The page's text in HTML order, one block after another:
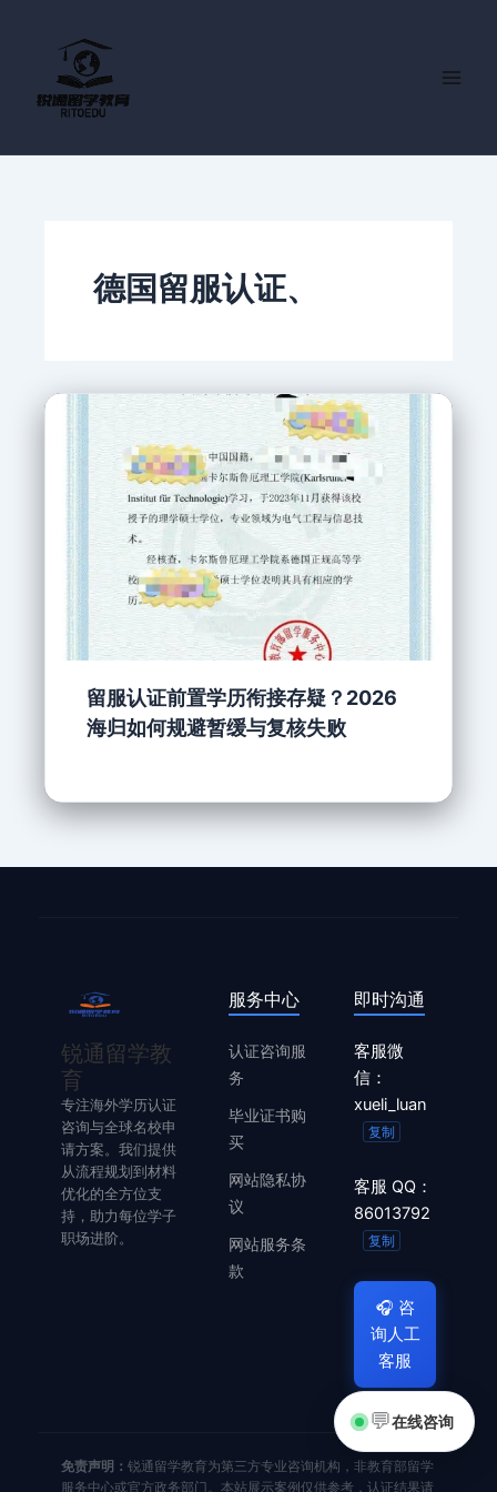
德国留服认证、
留服认证前置学历衔接存疑？2026
海归如何规避暂缓与复核失败
锐通留学教
育
专注海外学历认证
咨询与全球名校申
请方案。我们提供
从流程规划到材料
优化的全方位支
持，助力每位学子
职场进阶。
服务中心
认证咨询服
务
毕业证书购
买
网站隐私协
议
网站服务条
款
即时沟通
客服微
信：
xueli_luan
复制
客服 QQ：
86013792
复制
🎧 咨
询人工
客服
免责声明： 锐通留学教育为第三方专业咨询机构，非教育部留学
服务中心或官方政务部门。本站展示案例仅供参考，认证结果请
💬在线咨询